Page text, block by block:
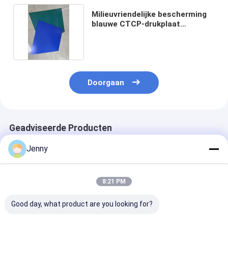
Milieuvriendelijke bescherming
blauwe CTCP-drukplaat
Doorgaan
Geadviseerde Producten
Jenny
8:21 PM
Good day, what product are you looking for?